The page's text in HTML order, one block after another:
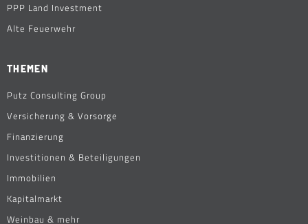
PPP Land Investment
Alte Feuerwehr
THEMEN
Putz Consulting Group
Versicherung & Vorsorge
Finanzierung
Investitionen & Beteiligungen
Immobilien
Kapitalmarkt
Weinbau & mehr